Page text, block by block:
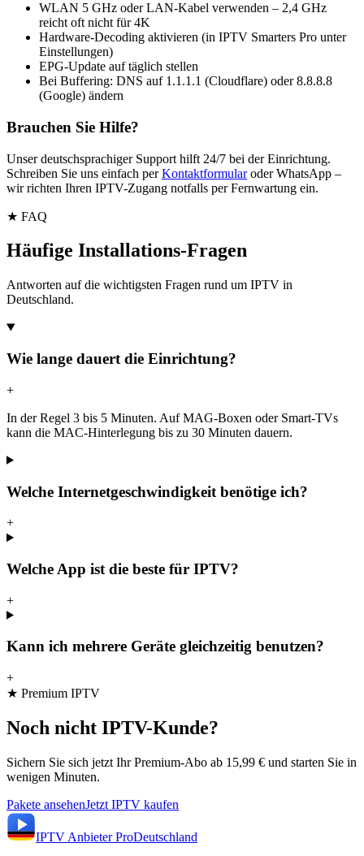
WLAN 5 GHz oder LAN-Kabel verwenden – 2,4 GHz
reicht oft nicht für 4K
Hardware-Decoding aktivieren (in IPTV Smarters Pro unter
Einstellungen)
EPG-Update auf täglich stellen
Bei Buffering: DNS auf 1.1.1.1 (Cloudflare) oder 8.8.8.8
(Google) ändern
Brauchen Sie Hilfe?
Unser deutschsprachiger Support hilft 24/7 bei der Einrichtung.
Schreiben Sie uns einfach perKontaktformularoder WhatsApp –
wir richten Ihren IPTV-Zugang notfalls per Fernwartung ein.
★ FAQ
Häufige Installations-Fragen
Antworten auf die wichtigsten Fragen rund um IPTV in
Deutschland.
Wie lange dauert die Einrichtung?
+
In der Regel 3 bis 5 Minuten. Auf MAG-Boxen oder Smart-TVs
kann die MAC-Hinterlegung bis zu 30 Minuten dauern.
Welche Internetgeschwindigkeit benötige ich?
+
Welche App ist die beste für IPTV?
+
Kann ich mehrere Geräte gleichzeitig benutzen?
+
★ Premium IPTV
Noch nicht IPTV-Kunde?
Sichern Sie sich jetzt Ihr Premium-Abo ab 15,99 € und starten Sie in
wenigen Minuten.
Pakete ansehenJetzt IPTV kaufen
IPTV AnbieterProDeutschland